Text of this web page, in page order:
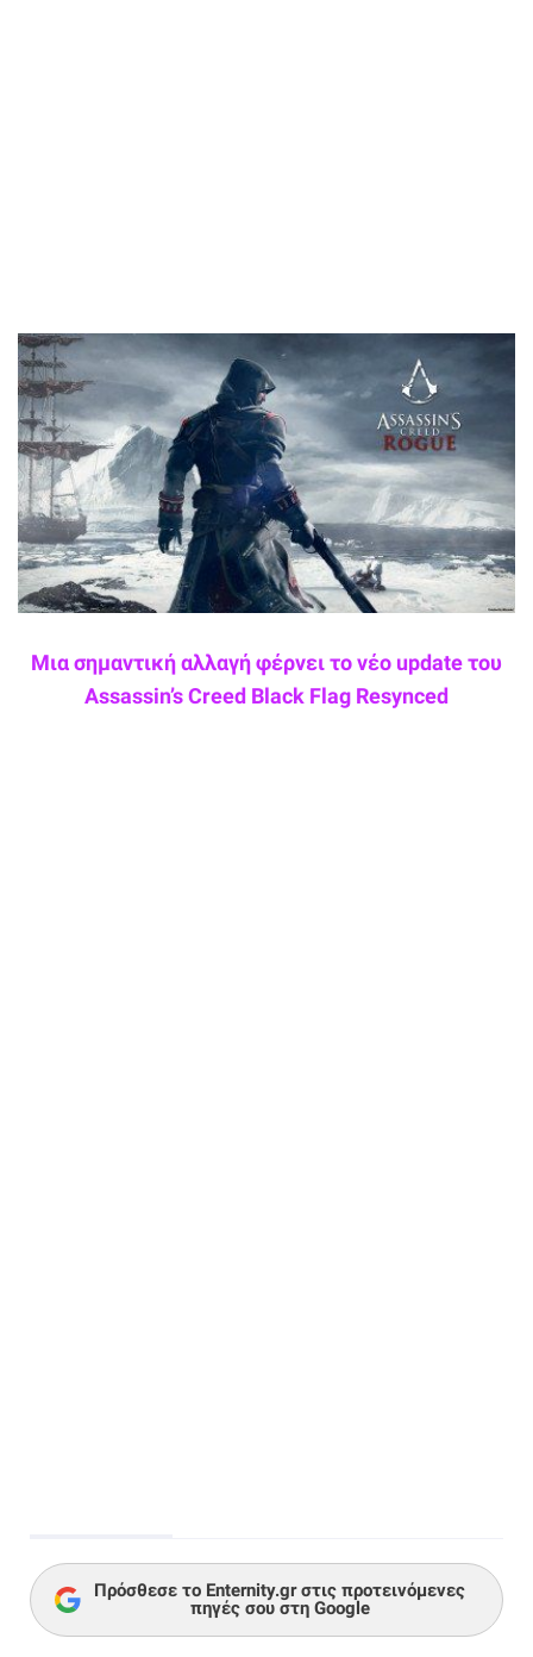
Μια σημαντική αλλαγή φέρνει το νέο update του
Assassin’s Creed Black Flag Resynced
Πρόσθεσε το Enternity.gr στις προτεινόμενες
πηγές σου στη Google